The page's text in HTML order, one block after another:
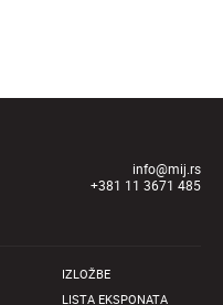
info@mij.rs
+381 11 3671 485
IZLOŽBE
LISTA EKSPONATA